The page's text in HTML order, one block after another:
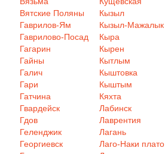
Вятские Поляны
Гаврилов-Ям
Гаврилово-Посад
Гагарин
Гайны
Галич
Гари
Гатчина
Гвардейск
Гдов
Геленджик
Георгиевск
Кызыл
Кызыл-Мажалык
Кыра
Кырен
Кытлым
Кыштовка
Кыштым
Кяхта
Лабинск
Лаврентия
Лагань
Лаго-Наки плато